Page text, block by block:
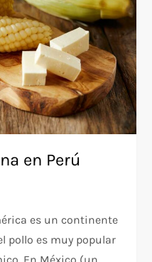
en Perú
es un continente
pollo es muy popular